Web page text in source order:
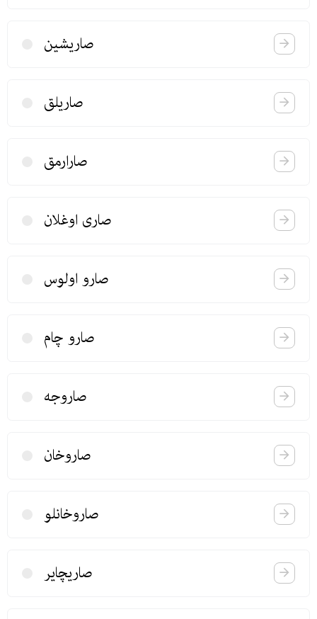
صاریشین
صاریلق
صارارمق
صاری اوغلان
صارو اولوس
صارو چام
صاروجه
صاروخان
صاروخانلو
صاریچایر